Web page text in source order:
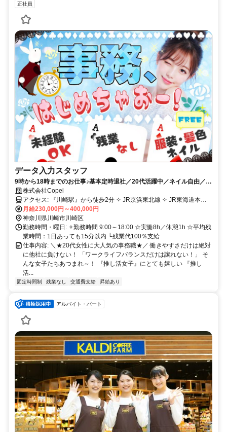
正社員
データ入力スタッフ
9時から18時までのお仕事♪基本定時退社／20代活躍中／ネイル自由／駅
ちかのきれいなオフィス
株式会社Copel
アクセス: 『川崎駅』から徒歩2分 ✧ JR京浜東北線 ✧ JR東海道本線
✧ JR南武線
月給230,000円～400,000円
神奈川県川崎市川崎区
勤務時間・曜日: ✧勤務時間 9:00～18:00 ☆実働8h／休憩1h ☆平均残
業時間：1日あっても15分以内 └残業代100％支給
仕事内容: ＼★20代女性に大人気の事務職★／ 働きやすさだけは絶対
に他社に負けない！ 「ワークライフバランスだけは譲れない！」 そ
んな女子たちあつまれ～！ 『推し活女子』にとても嬉しい 『推し
活...
固定時間制 残業なし 交通費支給 昇給あり
アルバイト・パート